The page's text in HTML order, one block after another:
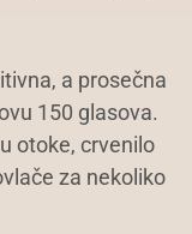
a prosečna
150 glasova.
otoke, crvenilo
za nekoliko